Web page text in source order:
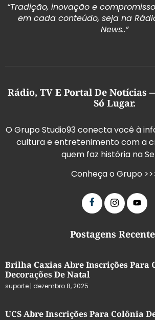
“Tradição, inovação e
em cada conteúdo, seja na
News..”
Rádio, TV E Portal De Notícias
Só Lugar.
O Grupo Studio93 conecta você à
cultura e entretenimento com a
quem faz história na
Conheça o Grupo
Postagens
Brilha Caxias Abre Inscrições Para
Decorações De Natal
suporte dezembro 8, 2025
UCS Abre Inscrições Para Colônia